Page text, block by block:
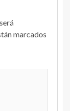
marcados